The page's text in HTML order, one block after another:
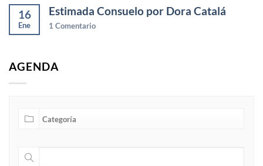
16
Ene
Estimada Consuelo por Dora Catalá
1 Comentario
AGENDA